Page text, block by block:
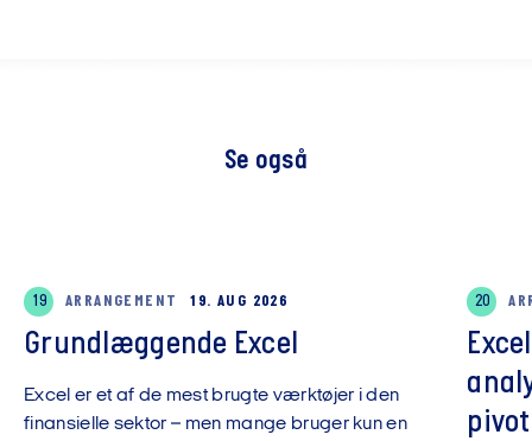
Se også
19 ARRANGEMENT 19. AUG 2026
Grundlæggende Excel
Excel er et af de mest brugte værktøjer i den
finansielle sektor – men mange bruger kun en
20